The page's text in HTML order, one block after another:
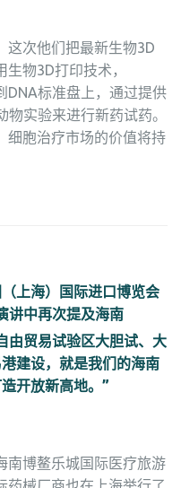
这次他们把最新生物3D
物3D打印技术，
DNA标准盘上，通过提供
实验来进行新药试药。
细胞治疗市场的价值将持
上海）国际进口博览会
讲中再次提及海南
由贸易试验区大胆试、大
建设，就是我们的海南
开放新高地。”
南博鳌乐城国际医疗旅游